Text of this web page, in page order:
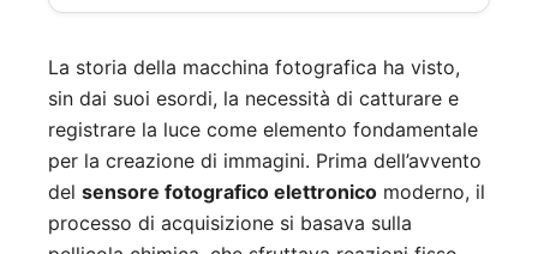
La storia della macchina fotografica ha visto,
sin dai suoi esordi, la necessità di catturare e
registrare la luce come elemento fondamentale
per la creazione di immagini. Prima dell’avvento
del sensore fotografico elettronico moderno, il
processo di acquisizione si basava sulla